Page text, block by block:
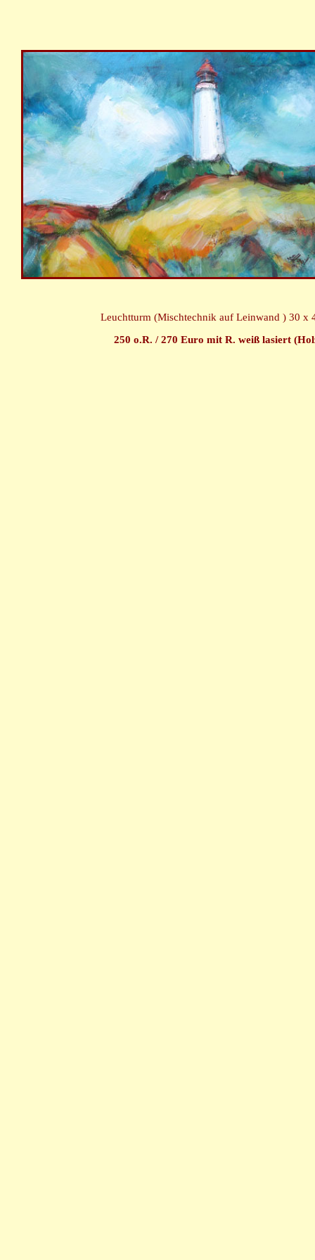
Leuchtturm (Mischtechnik auf Leinwand ) 30 x
250 o.R. / 270 Euro mit R. weiß lasiert